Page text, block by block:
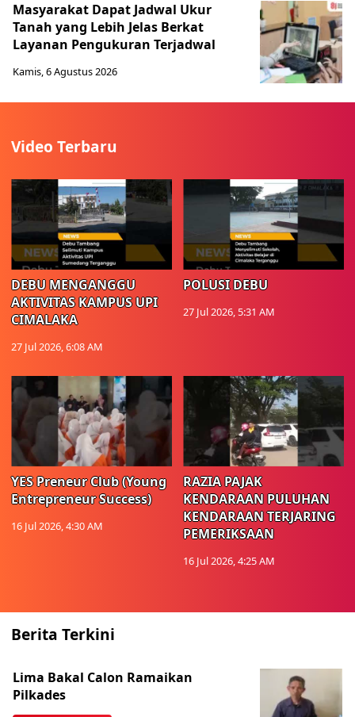
Masyarakat Dapat Jadwal Ukur
Tanah yang Lebih Jelas Berkat
Layanan Pengukuran Terjadwal
Kamis, 6 Agustus 2026
Video Terbaru
DEBU MENGANGGU
AKTIVITAS KAMPUS UPI
CIMALAKA
27 Jul 2026, 6:08 AM
POLUSI DEBU
27 Jul 2026, 5:31 AM
YES Preneur Club (Young
Entrepreneur Success)
16 Jul 2026, 4:30 AM
RAZIA PAJAK
KENDARAAN PULUHAN
KENDARAAN TERJARING
PEMERIKSAAN
16 Jul 2026, 4:25 AM
Berita Terkini
Lima Bakal Calon Ramaikan
Pilkades